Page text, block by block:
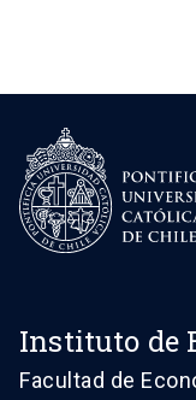
Instituto de
Facultad de